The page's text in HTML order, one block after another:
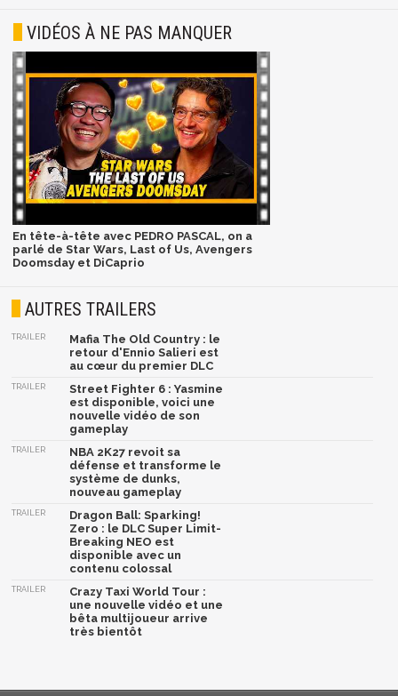
VIDÉOS À NE PAS MANQUER
En tête-à-tête avec PEDRO PASCAL, on a
parlé de Star Wars, Last of Us, Avengers
Doomsday et DiCaprio
AUTRES TRAILERS
TRAILER
Mafia The Old Country : le
retour d'Ennio Salieri est
au cœur du premier DLC
TRAILER
Street Fighter 6 : Yasmine
est disponible, voici une
nouvelle vidéo de son
gameplay
TRAILER
NBA 2K27 revoit sa
défense et transforme le
système de dunks,
nouveau gameplay
TRAILER
Dragon Ball: Sparking!
Zero : le DLC Super Limit-
Breaking NEO est
disponible avec un
contenu colossal
TRAILER
Crazy Taxi World Tour :
une nouvelle vidéo et une
bêta multijoueur arrive
très bientôt